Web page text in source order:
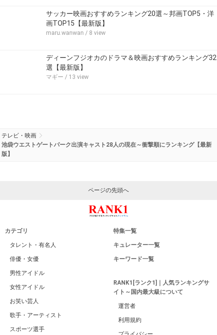
サッカー映画おすすめランキング20選～邦画TOP5・洋
画TOP15【最新版】
maru.wanwan / 8 view
ディーンフジオカのドラマ＆映画おすすめランキング32
選【最新版】
マギー / 13 view
テレビ・映画
池袋ウエストゲートパーク出演キャスト28人の現在～衝撃順にランキング【最新
版】
ページの先頭へ
カテゴリ
タレント・有名人
俳優・女優
男性アイドル
女性アイドル
お笑い芸人
歌手・アーティスト
スポーツ選手
特集一覧
キュレーター一覧
キーワード一覧
RANK1[ランク1]｜人気ランキングサ
イト～国内最大級について
運営者
利用規約